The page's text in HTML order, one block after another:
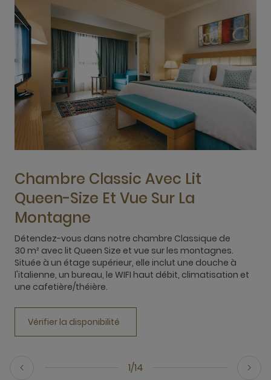
1/14
Chambre Classic Avec Lit
Queen-Size Et Vue Sur La
Montagne
Détendez-vous dans notre chambre Classique de
30 m² avec lit Queen Size et vue sur les montagnes.
Située à un étage supérieur, elle inclut une douche à
l'italienne, un bureau, le WIFI haut débit, climatisation et
une cafetière/théière.
Vérifier la disponibilité